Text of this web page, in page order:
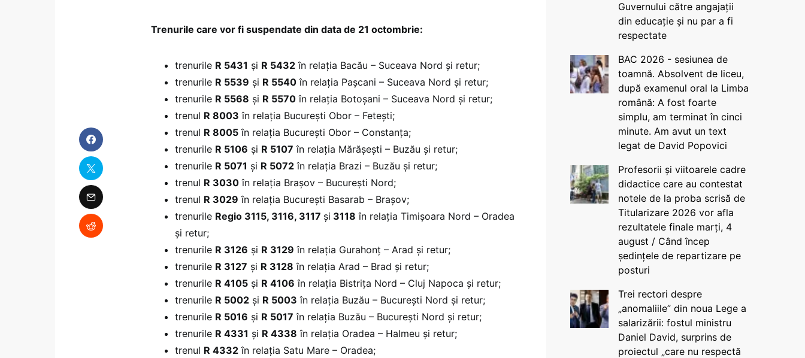
Trenurile care vor fi suspendate din data de 21 octombrie:
trenurile R 5431 și R 5432 în relația Bacău – Suceava Nord și retur;
trenurile R 5539 și R 5540 în relația Pașcani – Suceava Nord și retur;
trenurile R 5568 și R 5570 în relația Botoșani – Suceava Nord și retur;
trenul R 8003 în relația București Obor – Fetești;
trenul R 8005 în relația București Obor – Constanța;
trenurile R 5106 și R 5107 în relația Mărășești – Buzău și retur;
trenurile R 5071 și R 5072 în relația Brazi – Buzău și retur;
trenul R 3030 în relația Brașov – București Nord;
trenul R 3029 în relația București Basarab – Brașov;
trenurile Regio 3115, 3116, 3117 și 3118 în relația Timișoara Nord – Oradea
și retur;
trenurile R 3126 și R 3129 în relația Gurahonț – Arad și retur;
trenurile R 3127 și R 3128 în relația Arad – Brad și retur;
trenurile R 4105 și R 4106 în relația Bistrița Nord – Cluj Napoca și retur;
trenurile R 5002 și R 5003 în relația Buzău – București Nord și retur;
trenurile R 5016 și R 5017 în relația Buzău – București Nord și retur;
trenurile R 4331 și R 4338 în relația Oradea – Halmeu și retur;
trenul R 4332 în relația Satu Mare – Oradea;
Guvernului către angajații
din educație și nu par a fi
respectate
BAC 2026 - sesiunea de
toamnă. Absolvent de liceu,
după examenul oral la Limba
română: A fost foarte
simplu, am terminat în cinci
minute. Am avut un text
legat de David Popovici
Profesorii și viitoarele cadre
didactice care au contestat
notele de la proba scrisă de
Titularizare 2026 vor afla
rezultatele finale marți, 4
august / Când încep
ședințele de repartizare pe
posturi
Trei rectori despre
„anomaliile” din noua Lege a
salarizării: fostul ministru
Daniel David, surprins de
proiectul „care nu respectă